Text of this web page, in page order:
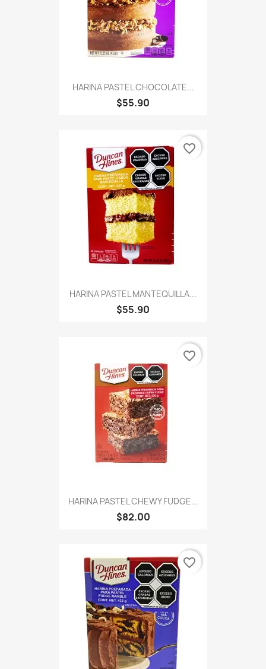
HARINA PASTEL CHOCOLATE...
$55.90
HARINA PASTEL MANTEQUILLA...
$55.90
favorite_border
HARINA PASTEL CHEWY FUDGE...
$82.00
favorite_border
favorite_border